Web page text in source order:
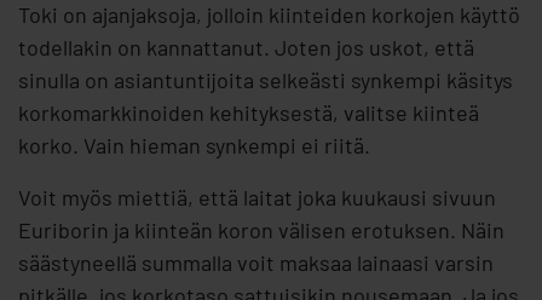
Toki on ajanjaksoja, jolloin kiinteiden korkojen käyttö
todellakin on kannattanut. Joten jos uskot, että
sinulla on asiantuntijoita selkeästi synkempi käsitys
korkomarkkinoiden kehityksestä, valitse kiinteä
korko. Vain hieman synkempi ei riitä.
Voit myös miettiä, että laitat joka kuukausi sivuun
Euriborin ja kiinteän koron välisen erotuksen. Näin
säästyneellä summalla voit maksaa lainaasi varsin